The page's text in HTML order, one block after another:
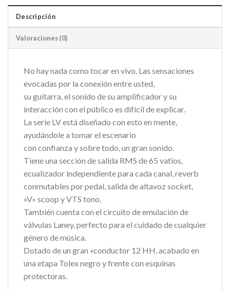
Descripción
Valoraciones (0)
No hay nada como tocar en vivo. Las sensaciones
evocadas por la conexión entre usted,
su guitarra, el sonido de su amplificador y su
interacción con el público es difícil de explicar.
La serie LV está diseñado con esto en mente,
ayudándole a tomar el escenario
con confianza y sobre todo, un gran sonido.
Tiene una sección de salida RMS de 65 vatios,
ecualizador independiente para cada canal, reverb
conmutables por pedal, salida de altavoz socket,
«V» scoop y VTS tono.
También cuenta con el circuito de emulación de
válvulas Laney, perfecto para el cuidado de cualquier
género de música.
Dotado de un gran «conductor 12 HH, acabado en
una etapa Tolex negro y frente con esquinas
protectoras.